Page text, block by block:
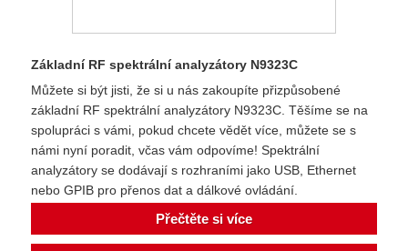
Základní RF spektrální analyzátory N9323C
Můžete si být jisti, že si u nás zakoupíte přizpůsobené
základní RF spektrální analyzátory N9323C. Těšíme se na
spolupráci s vámi, pokud chcete vědět více, můžete se s
námi nyní poradit, včas vám odpovíme! Spektrální
analyzátory se dodávají s rozhraními jako USB, Ethernet
nebo GPIB pro přenos dat a dálkové ovládání.
Přečtěte si více